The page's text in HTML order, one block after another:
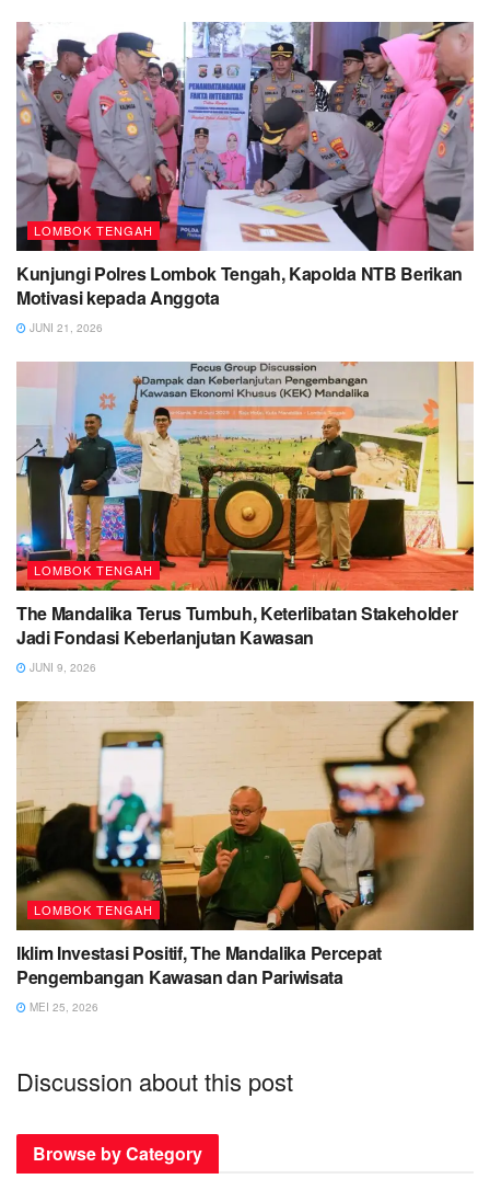
LOMBOK TENGAH
Kunjungi Polres Lombok Tengah, Kapolda NTB Berikan
Motivasi kepada Anggota
JUNI 21, 2026
LOMBOK TENGAH
The Mandalika Terus Tumbuh, Keterlibatan Stakeholder
Jadi Fondasi Keberlanjutan Kawasan
JUNI 9, 2026
LOMBOK TENGAH
Iklim Investasi Positif, The Mandalika Percepat
Pengembangan Kawasan dan Pariwisata
MEI 25, 2026
Discussion about this post
Browse by Category